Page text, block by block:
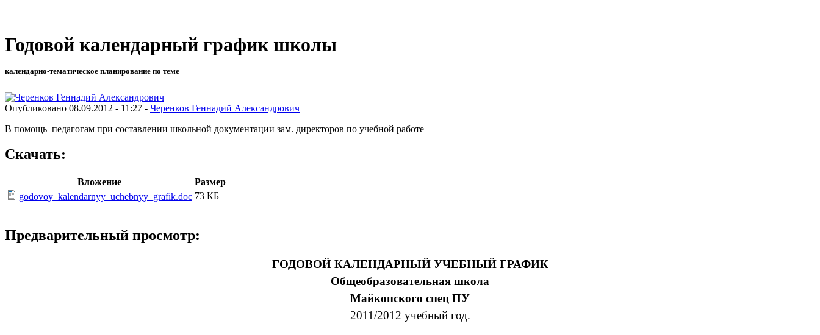
Годовой календарный график школы
календарно-тематическое планирование по теме
Опубликовано 08.09.2012 - 11:27 - Черенков Геннадий Александрович
В помощь педагогам при составлении школьной документации зам. директоров по учебной работе
Скачать:
Вложение
Размер
godovoy_kalendarnyy_uchebnyy_grafik.doc 73 КБ
Предварительный просмотр:
ГОДОВОЙ КАЛЕНДАРНЫЙ УЧЕБНЫЙ ГРАФИК
Общеобразовательная школа
Майкопского спец ПУ
2011/2012 учебный год.